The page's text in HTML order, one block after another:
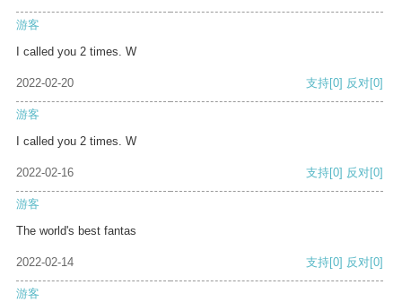
游客
I called you 2 times. W
2022-02-20 支持[0] 反对[0]
游客
I called you 2 times. W
2022-02-16 支持[0] 反对[0]
游客
The world's best fantas
2022-02-14 支持[0] 反对[0]
游客